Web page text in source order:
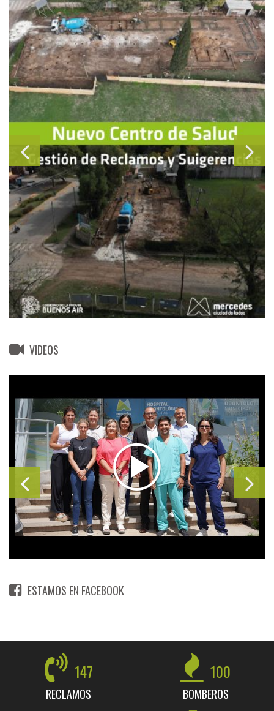
VIDEOS
ESTAMOS EN FACEBOOK
147
RECLAMOS
100
BOMBEROS